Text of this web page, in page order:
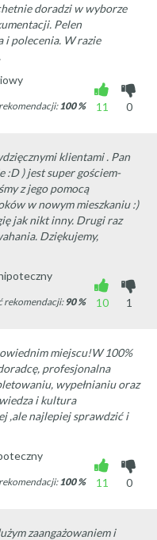
doradzi w wyborze
Pelen
i polecenia. W razie
11
0
100 %
klientami . Pan
:D ) jest super gościem-
z jego pomocą
w nowym mieszkaniu :)
jak nikt inny. Drugi raz
Dziękujemy,
10
1
rekomendacji:90 %
miejscu!W 100%
profesjonalna
wypełnianiu oraz
i kultura
,ale najlepiej sprawdzić i
11
0
100 %
zaangażowaniem i